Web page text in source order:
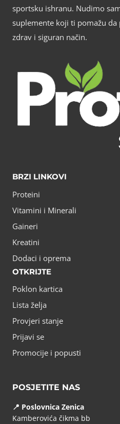
sportsku ishranu. Nudimo
suplemente koji ti pomažu da
zdrav i siguran način.
BRZI LINKOVI
Proteini
Vitamini i Minerali
Gaineri
Kreatini
Dodaci i oprema
OTKRIJTE
Poklon kartica
Lista želja
Provjeri stanje
Prijavi se
Promocije i popusti
POSJETITE NAS
📍 Poslovnica Zenica
Kamberovića čikma bb